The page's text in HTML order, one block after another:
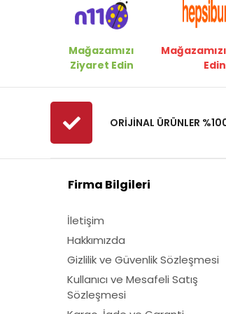
Mağazamızı
Ziyaret Edin
Edin
ORİJİNAL ÜRÜNLER
Firma Bilgileri
İletişim
Hakkımızda
Gizlilik ve Güvenlik Sözleşmesi
Kullanıcı ve Mesafeli Satış
Sözleşmesi